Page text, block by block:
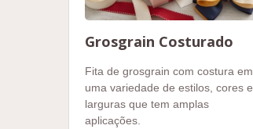
Grosgrain Costurado
Fita de grosgrain com costura em
uma variedade de estilos, cores e
larguras que tem amplas
aplicações.